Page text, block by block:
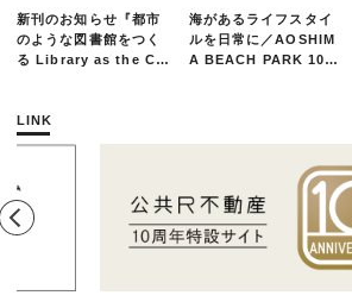
新刊のお知らせ『都市
のような図書館をつく
る Library as the Cit
海があるライフスタイ
ルを日常に／AOSHIM
A BEACH PARK 10年
LINK